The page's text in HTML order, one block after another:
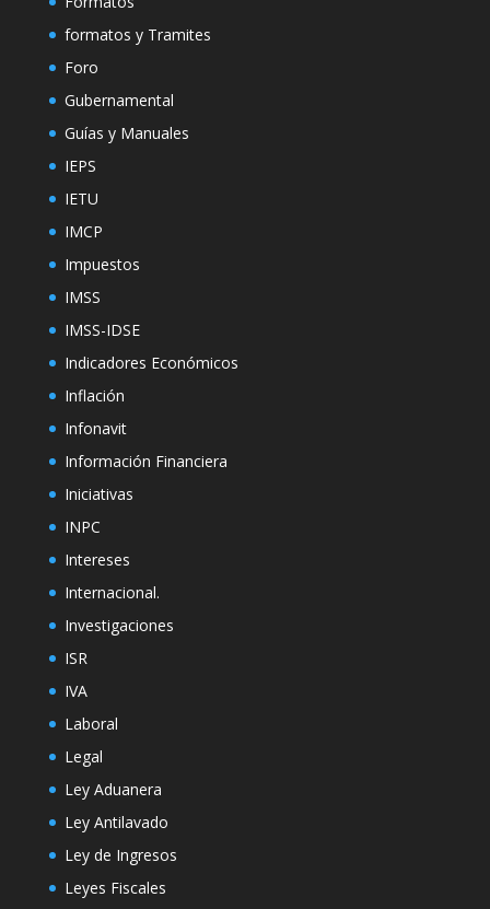
formatos y Tramites
Foro
Gubernamental
Guías y Manuales
IEPS
IETU
IMCP
Impuestos
IMSS
IMSS-IDSE
Indicadores Económicos
Inflación
Infonavit
Información Financiera
Iniciativas
INPC
Intereses
Internacional.
Investigaciones
ISR
IVA
Laboral
Legal
Ley Aduanera
Ley Antilavado
Ley de Ingresos
Leyes Fiscales